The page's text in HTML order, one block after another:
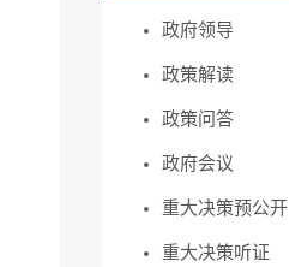
政府领导
政策解读
政策问答
政府会议
重大决策预公开
重大决策听证